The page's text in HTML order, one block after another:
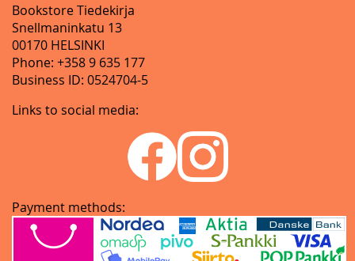
Bookstore Tiedekirja
Snellmaninkatu 13
00170 HELSINKI
Phone: +358 9 635 177
Business ID: 0524704-5
Links to social media:
Payment methods: